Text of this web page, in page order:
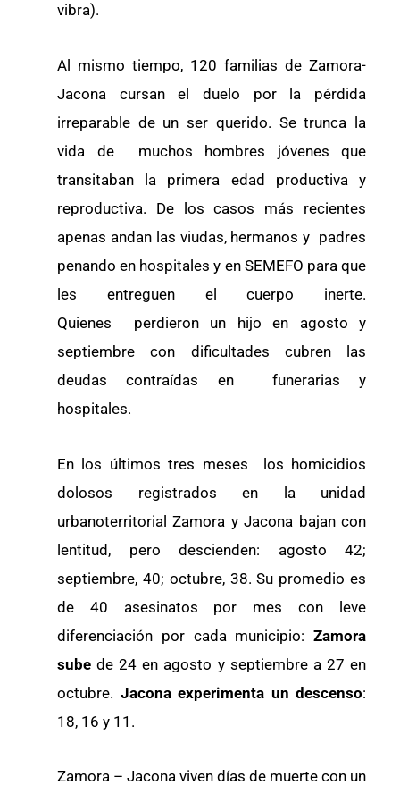
vibra).
Al mismo tiempo, 120 familias de Zamora-
Jacona cursan el duelo por la pérdida
irreparable de un ser querido. Se trunca la
vida de muchos hombres jóvenes que
transitaban la primera edad productiva y
reproductiva. De los casos más recientes
apenas andan las viudas, hermanos y padres
penando en hospitales y en SEMEFO para que
les entreguen el cuerpo inerte.
Quienes perdieron un hijo en agosto y
septiembre con dificultades cubren las
deudas contraídas en funerarias y
hospitales.
En los últimos tres meses los homicidios
dolosos registrados en la unidad
urbanoterritorial Zamora y Jacona bajan con
lentitud, pero descienden: agosto 42;
septiembre, 40; octubre, 38. Su promedio es
de 40 asesinatos por mes con leve
diferenciación por cada municipio: Zamora
sube de 24 en agosto y septiembre a 27 en
octubre. Jacona experimenta un descenso:
18, 16 y 11.
Zamora – Jacona viven días de muerte con un